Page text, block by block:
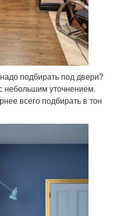
подбирать под двери?
небольшим уточнением.
всего подбирать в тон